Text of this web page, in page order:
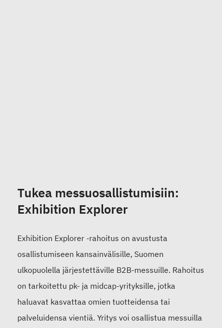
Tukea messuosallistumisiin:
Exhibition Explorer
Exhibition Explorer -rahoitus on avustusta
osallistumiseen kansainvälisille, Suomen
ulkopuolella järjestettäville B2B-messuille. Rahoitus
on tarkoitettu pk- ja midcap-yrityksille, jotka
haluavat kasvattaa omien tuotteidensa tai
palveluidensa vientiä. Yritys voi osallistua messuilla